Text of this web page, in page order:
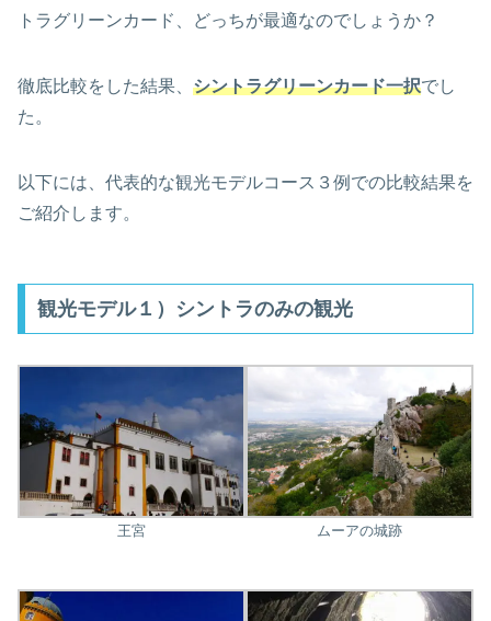
トラグリーンカード、どっちが最適なのでしょうか？
徹底比較をした結果、 シントラグリーンカード一択でし
た。
以下には、代表的な観光モデルコース３例での比較結果を
ご紹介します。
観光モデル１）シントラのみの観光
王宮 ムーアの城跡